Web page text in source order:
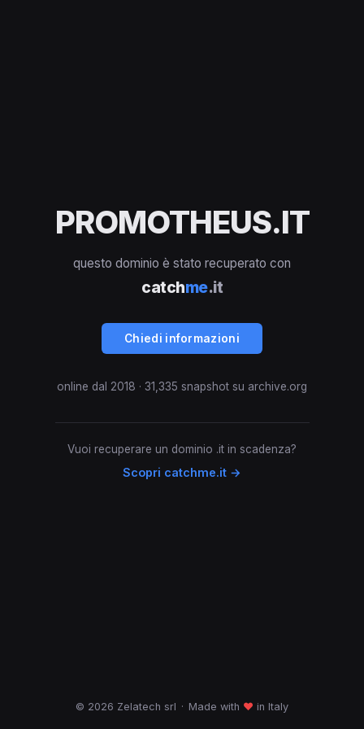
PROMOTHEUS.IT
questo dominio è stato recuperato con
catchme.it
Chiedi informazioni
online dal 2018 · 31,335 snapshot su archive.org
Vuoi recuperare un dominio .it in scadenza?
Scopri catchme.it →
© 2026 Zelatech srl · Made with ♥ in Italy